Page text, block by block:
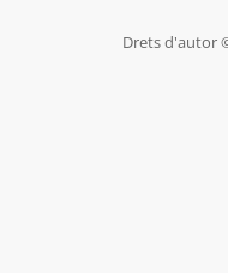
Drets d'autor